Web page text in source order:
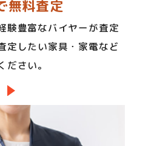
無料査定
験豊富なバイヤーが査定
定したい家具・家電など
さい。